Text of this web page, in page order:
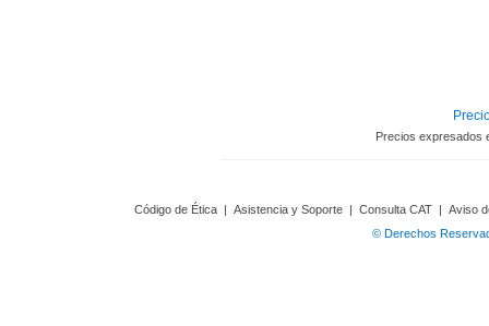
Precios expresados
Código de Ética | Asistencia y Soporte | Consulta CAT | Aviso
© Derechos